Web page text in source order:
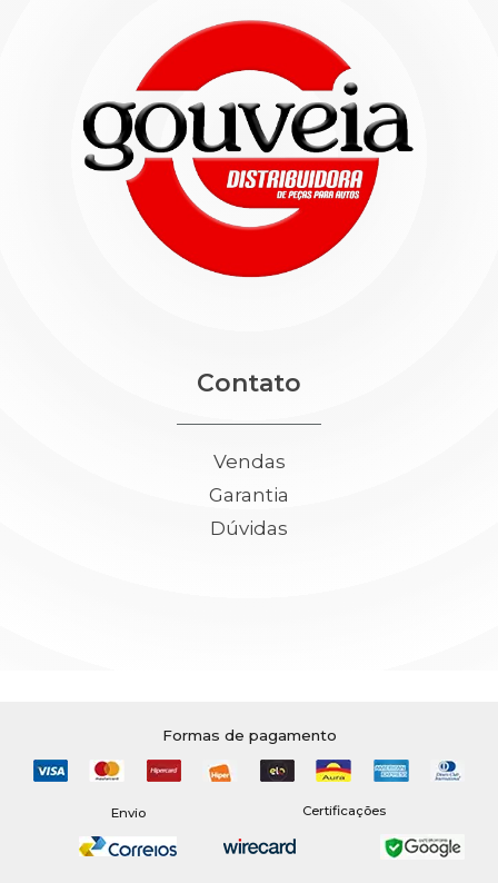
Contato
Vendas
Garantia
Dúvidas
Formas de pagamento
Envio Certificações